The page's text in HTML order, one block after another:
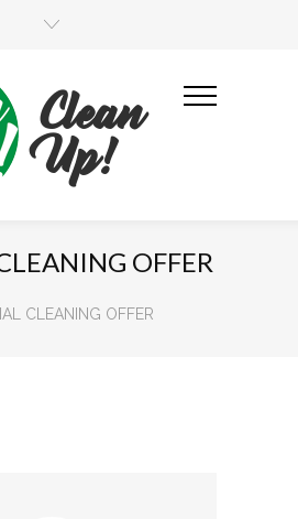
Clean
Up!
OFFER
CLEANING OFFER